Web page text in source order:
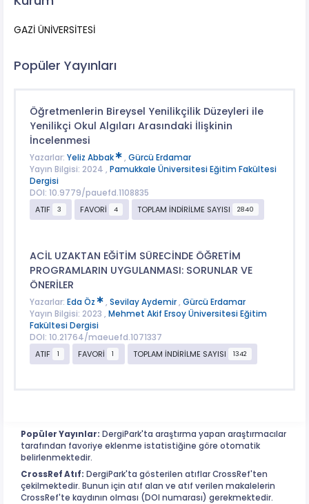
GAZİ ÜNİVERSİTESİ
Popüler Yayınları
Öğretmenlerin Bireysel Yenilikçilik Düzeyleri ile
Yenilikçi Okul Algıları Arasındaki İlişkinin
İncelenmesi
Yazarlar: Yeliz Abbak , Gürcü Erdamar
Yayın Bilgisi: 2024 , Pamukkale Üniversitesi Eğitim Fakültesi
Dergisi
DOI: 10.9779/pauefd.1108835
ATIF
3 FAVORİ 4 TOPLAM İNDİRİLME SAYISI 2840
ACİL UZAKTAN EĞİTİM SÜRECİNDE ÖĞRETİM
PROGRAMLARIN UYGULANMASI: SORUNLAR VE
ÖNERİLER
Yazarlar: Eda Öz , Sevilay Aydemir, Gürcü Erdamar
Yayın Bilgisi: 2023 , Mehmet Akif Ersoy Üniversitesi Eğitim
Fakültesi Dergisi
DOI: 10.21764/maeuefd.1071337
ATIF
1 FAVORİ 1 TOPLAM İNDİRİLME SAYISI 1342
Popüler Yayınlar: DergiPark'ta araştırma yapan araştırmacılar
tarafından favoriye eklenme istatistiğine göre otomatik
belirlenmektedir.
CrossRef Atıf: DergiPark'ta gösterilen atıflar CrossRef'ten
çekilmektedir. Bunun için atıf alan ve atıf verilen makalelerin
CrossRef'te kaydının olması (DOI numarası) gerekmektedir.